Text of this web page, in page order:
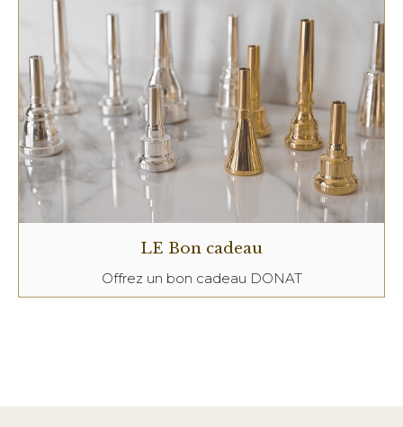
LE Bon cadeau
Offrez un bon cadeau DONAT